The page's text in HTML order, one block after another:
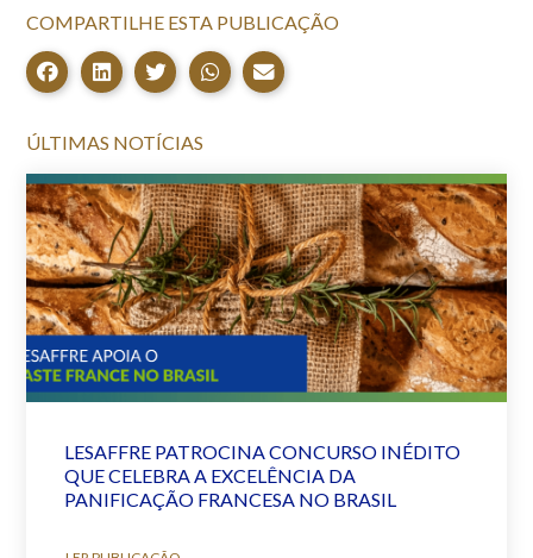
COMPARTILHE ESTA PUBLICAÇÃO
ÚLTIMAS NOTÍCIAS
LESAFFRE PATROCINA CONCURSO INÉDITO
QUE CELEBRA A EXCELÊNCIA DA
PANIFICAÇÃO FRANCESA NO BRASIL